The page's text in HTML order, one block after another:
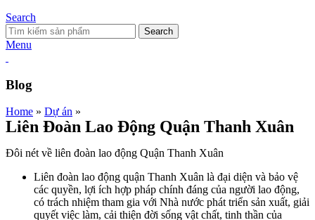
Search
Search
Menu
Blog
Home » Dự án »
Liên Đoàn Lao Động Quận Thanh Xuân
Đôi nét về liên đoàn lao động Quận Thanh Xuân
Liên đoàn lao động quận Thanh Xuân là đại diện và bảo vệ
các quyền, lợi ích hợp pháp chính đáng của người lao động,
có trách nhiệm tham gia với Nhà nước phát triển sản xuất, giải
quyết việc làm, cải thiện đời sống vật chất, tinh thần của